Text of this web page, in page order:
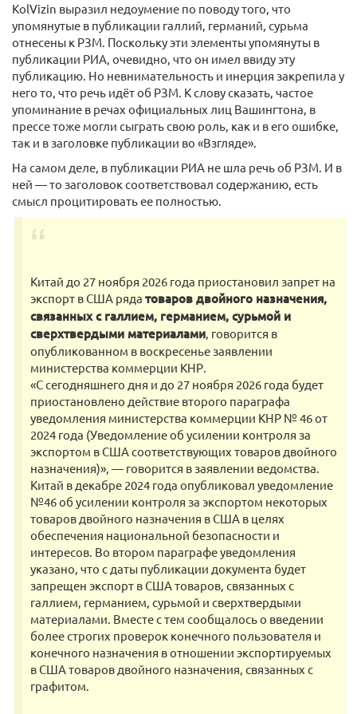
KolVizin выразил недоумение по поводу того, что
упомянутые в публикации галлий, германий, сурьма
отнесены к РЗМ. Поскольку эти элементы упомянуты в
публикации РИА, очевидно, что он имел ввиду эту
публикацию. Но невнимательность и инерция закрепила у
него то, что речь идёт об РЗМ. К слову сказать, частое
упоминание в речах официальных лиц Вашингтона, в
прессе тоже могли сыграть свою роль, как и в его ошибке,
так и в заголовке публикации во «Взгляде».
На самом деле, в публикации РИА не шла речь об РЗМ. И в
ней — то заголовок соответствовал содержанию, есть
смысл процитировать ее полностью.
Китай до 27 ноября 2026 года приостановил запрет на
экспорт в США ряда товаров двойного назначения,
связанных с галлием, германием, сурьмой и
сверхтвердыми материалами, говорится в
опубликованном в воскресенье заявлении
министерства коммерции КНР.
«С сегодняшнего дня и до 27 ноября 2026 года будет
приостановлено действие второго параграфа
уведомления министерства коммерции КНР № 46 от
2024 года (Уведомление об усилении контроля за
экспортом в США соответствующих товаров двойного
назначения)», — говорится в заявлении ведомства.
Китай в декабре 2024 года опубликовал уведомление
№46 об усилении контроля за экспортом некоторых
товаров двойного назначения в США в целях
обеспечения национальной безопасности и
интересов. Во втором параграфе уведомления
указано, что с даты публикации документа будет
запрещен экспорт в США товаров, связанных с
галлием, германием, сурьмой и сверхтвердыми
материалами. Вместе с тем сообщалось о введении
более строгих проверок конечного пользователя и
конечного назначения в отношении экспортируемых
в США товаров двойного назначения, связанных с
графитом.